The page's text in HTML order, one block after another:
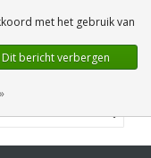
0 Artikelen
met het gebruik van
Dit bericht verbergen